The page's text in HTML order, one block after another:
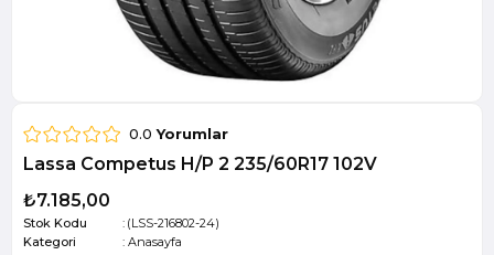
0.0 Yorumlar
Lassa Competus H/P 2 235/60R17 102V
₺7.185,00
Stok Kodu
(LSS-216802-24)
Kategori
: Anasayfa